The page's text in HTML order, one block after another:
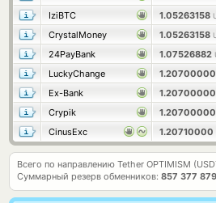
IziBTC
1.05263158
CrystalMoney
1.05263158
24PayBank
1.07526882
LuckyChange
1.20700000
Ex-Bank
1.20700000
Crypik
1.20700000
CinusExc
1.20710000
Всего по направлению Tether OPTIMISM
Суммарный резерв обменников: 857 377 879